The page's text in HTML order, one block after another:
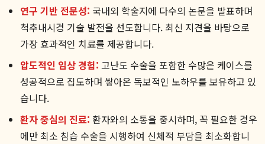
연구 기반 전문성: 국내외 학술지에 다수의 논문을 발표하며
척추내시경 기술 발전을 선도합니다. 최신 지견을 바탕으로
가장 효과적인 치료를 제공합니다.
압도적인 임상 경험: 고난도 수술을 포함한 수많은 케이스를
성공적으로 집도하며 쌓아온 독보적인 노하우를 보유하고 있
습니다.
환자 중심의 진료: 환자와의 소통을 중시하며, 꼭 필요한 경우
에만 최소 침습 수술을 시행하여 신체적 부담을 최소화합니